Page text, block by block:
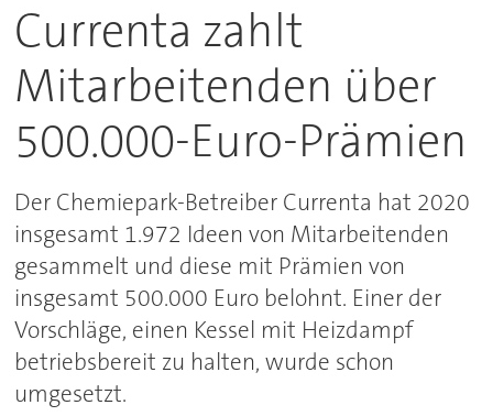
Currenta zahlt
Mitarbeitenden über
500.000-Euro-Prämien
Der Chemiepark-Betreiber Currenta hat 2020
insgesamt 1.972 Ideen von Mitarbeitenden
gesammelt und diese mit Prämien von
insgesamt 500.000 Euro belohnt. Einer der
Vorschläge, einen Kessel mit Heizdampf
betriebsbereit zu halten, wurde schon
umgesetzt.